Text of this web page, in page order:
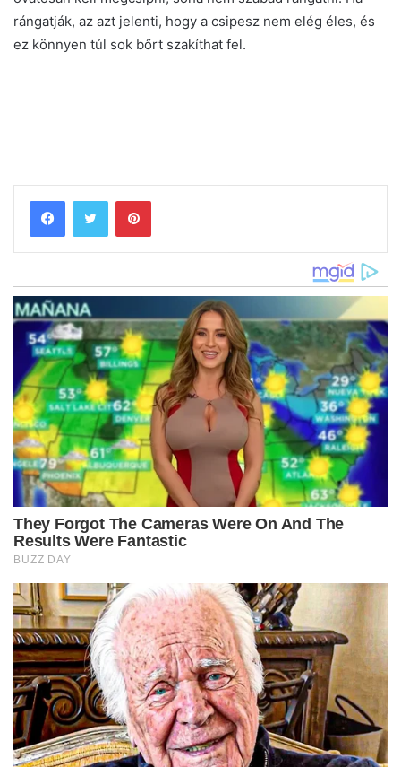
rángatják, az azt jelenti, hogy a csipesz nem elég éles, és
ez könnyen túl sok bőrt szakíthat fel.
Pinterest